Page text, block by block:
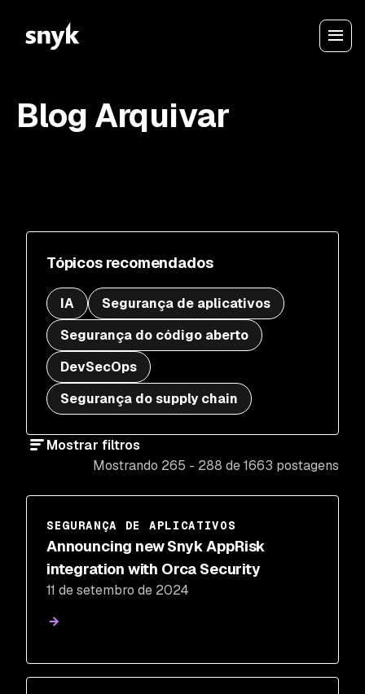
Blog Arquivar
Tópicos recomendados
IA
Segurança de aplicativos
Segurança do código aberto
DevSecOps
Segurança do supply chain
Mostrar filtros
Mostrando 265 - 288 de 1663 postagens
SEGURANÇA DE APLICATIVOS
Announcing new Snyk AppRisk
integration with Orca Security
11 de setembro de 2024